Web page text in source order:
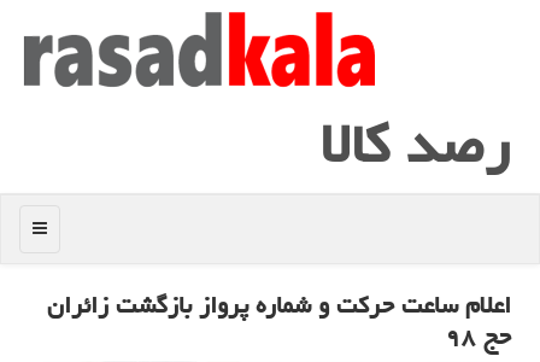
رصد كالا
منو
اعلام ساعت حركت و شماره پرواز بازگشت زائران
حج ۹۸